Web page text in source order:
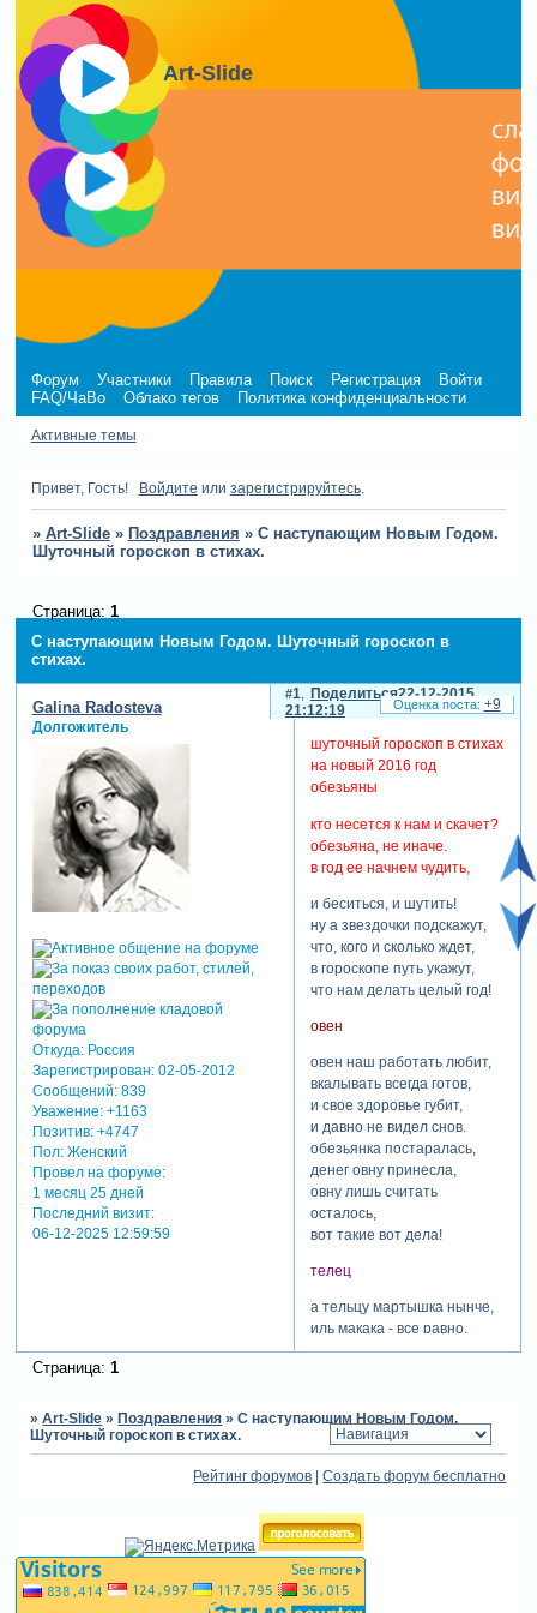
Art-Slide
Форум Участники Правила Поиск Регистрация
Войти
FAQ/ЧаВо
Облако тегов Политика конфиденциальности
Активные темы
Привет, Гость! Войдите или зарегистрируйтесь.
» Art-Slide » Поздравления » С наступающим Новым Годом.
Шуточный гороскоп в стихах.
С наступающим Новым Годом. Шуточный гороскоп в
стихах.
Страница: 1
Поделиться
1
22-12-2015
21:12:19
Galina Radosteva
Долгожитель
Откуда:Россия
Зарегистрирован: 02-05-2012
Сообщений:839
Уважение: +1163
Позитив: +4747
Пол:Женский
Провел на форуме:
1 месяц 25 дней
Последний визит:
06-12-2025 12:59:59
шуточный гороскоп в стихах
на новый 2016 год
обезьяны
кто несется к нам и скачет?
обезьяна, не иначе.
в год ее начнем чудить,
и беситься, и шутить!
ну а звездочки подскажут,
что, кого и сколько ждет,
в гороскопе путь укажут,
что нам делать целый год!
овен
овен наш работать любит,
вкалывать всегда готов,
и свое здоровье губит,
и давно не видел снов.
обезьянка постаралась,
денег овну принесла,
овну лишь считать
осталось,
вот такие вот дела!
телец
а тельцу мартышка нынче,
иль макака - все равно,
счастья, радости накличет,
утром,
там машина - мерседес,
а телец ведь парень
мудрый,
и начальник новый, душка,
без придирок, золотой,
ты телец меня послушай,
обезьяний год - он твой!
+9
Страница: 1
»Art-Slide » Поздравления »С наступающим Новым Годом.
Шуточный гороскоп в стихах.
Рейтинг форумов |Создать форум бесплатно